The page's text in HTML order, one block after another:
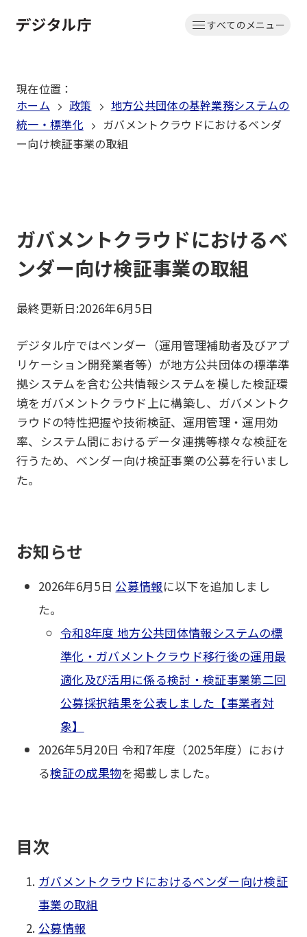
文
動
すべてのメニュー
現在位置 ：
ホーム
政策
地方公共団体の基幹業務システムの
統一・標準化
ガバメントクラウドにおけるベンダ
ー向け検証事業の取組
ガバメントクラウドにおけるベ
ンダー向け検証事業の取組
最終更新日:2026年6月5日
デジタル庁ではベンダー（運用管理補助者及びアプ
リケーション開発業者等）が地方公共団体の標準準
拠システムを含む公共情報システムを模した検証環
境をガバメントクラウド上に構築し、ガバメントク
ラウドの特性把握や技術検証、運用管理・運用効
率、システム間におけるデータ連携等様々な検証を
行うため、ベンダー向け検証事業の公募を行いまし
た。
お知らせ
2026年6月5日 公募情報に以下を追加しまし
た。
令和8年度 地方公共団体情報システムの標
準化・ガバメントクラウド移行後の運用最
適化及び活用に係る検討・検証事業第二回
公募採択結果を公表しました【事業者対
象】
2026年5月20日 令和7年度（2025年度）におけ
る検証の成果物を掲載しました。
目次
ガバメントクラウドにおけるベンダー向け検証
事業の取組
公募情報